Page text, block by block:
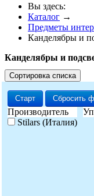
Вы здесь:
Каталог →
Предметы
Канделябры и
Канделябры и
Сортировка списка
Старт Сбросить
Производитель
Stilars (Италия)